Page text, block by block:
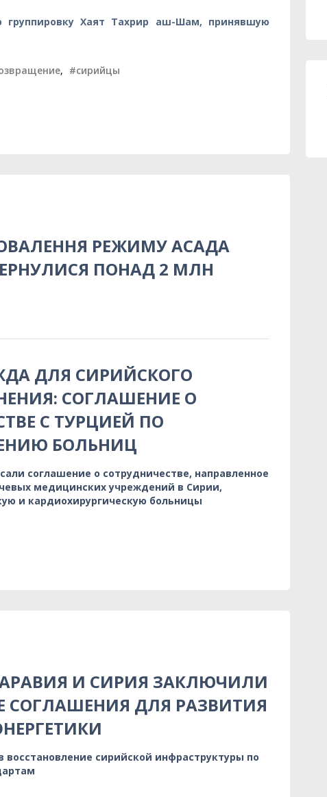
группировку Хаят Тахрир аш-Шам, принявшую
, #сирийцы
РЕЖИМУ АСАДА
ПОНАД 2 МЛН
ДЛЯ СИРИЙСКОГО
СОГЛАШЕНИЕ О
С ТУРЦИЕЙ ПО
БОЛЬНИЦ
соглашение о сотрудничестве, направленное
медицинских учреждений в Сирии,
и кардиохирургическую больницы
И СИРИЯ ЗАКЛЮЧИЛИ
ДЛЯ РАЗВИТИЯ
восстановление сирийской инфраструктуры по